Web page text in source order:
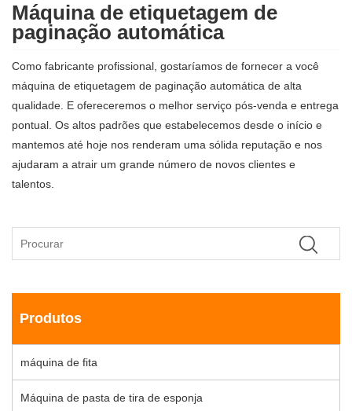
Máquina de etiquetagem de
paginação automática
Como fabricante profissional, gostaríamos de fornecer a você
máquina de etiquetagem de paginação automática de alta
qualidade. E ofereceremos o melhor serviço pós-venda e entrega
pontual. Os altos padrões que estabelecemos desde o início e
mantemos até hoje nos renderam uma sólida reputação e nos
ajudaram a atrair um grande número de novos clientes e
talentos.
Produtos
máquina de fita
Máquina de pasta de tira de esponja